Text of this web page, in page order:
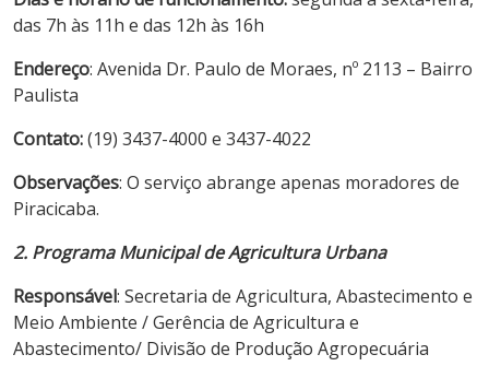
das 7h às 11h e das 12h às 16h
Endereço: Avenida Dr. Paulo de Moraes, nº 2113 – Bairro
Paulista
Contato:(19) 3437-4000 e 3437-4022
Observações: O serviço abrange apenas moradores de
Piracicaba.
2. Programa Municipal de Agricultura Urbana
Responsável: Secretaria de Agricultura, Abastecimento e
Meio Ambiente / Gerência de Agricultura e
Abastecimento/ Divisão de Produção Agropecuária